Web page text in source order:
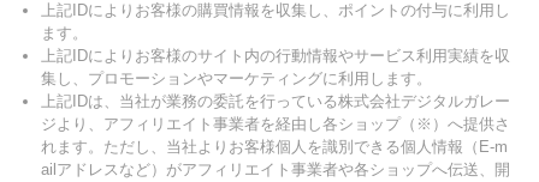
上記IDによりお客様の購買情報を収集し、ポイントの付与に利用し
ます。
上記IDによりお客様のサイト内の行動情報やサービス利用実績を収
集し、プロモーションやマーケティングに利用します。
上記IDは、当社が業務の委託を行っている株式会社デジタルガレー
ジより、アフィリエイト事業者を経由し各ショップ（※）へ提供さ
れます。ただし、当社よりお客様個人を識別できる個人情報（E-m
ailアドレスなど）がアフィリエイト事業者や各ショップへ伝送、開